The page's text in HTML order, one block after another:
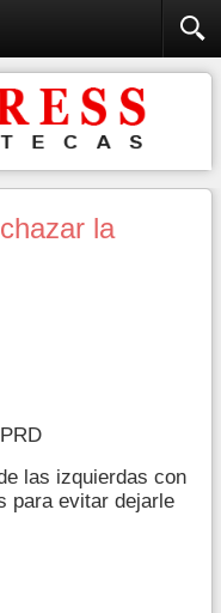
la
las izquierdas con
para evitar dejarle